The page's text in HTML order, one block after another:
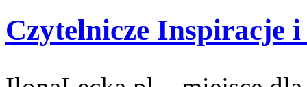
Czytelnicze Inspiracje